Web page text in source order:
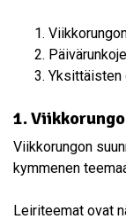
Yksittäisten
1.
Viikkorungon
kymmenen
Leiriteemat ovat